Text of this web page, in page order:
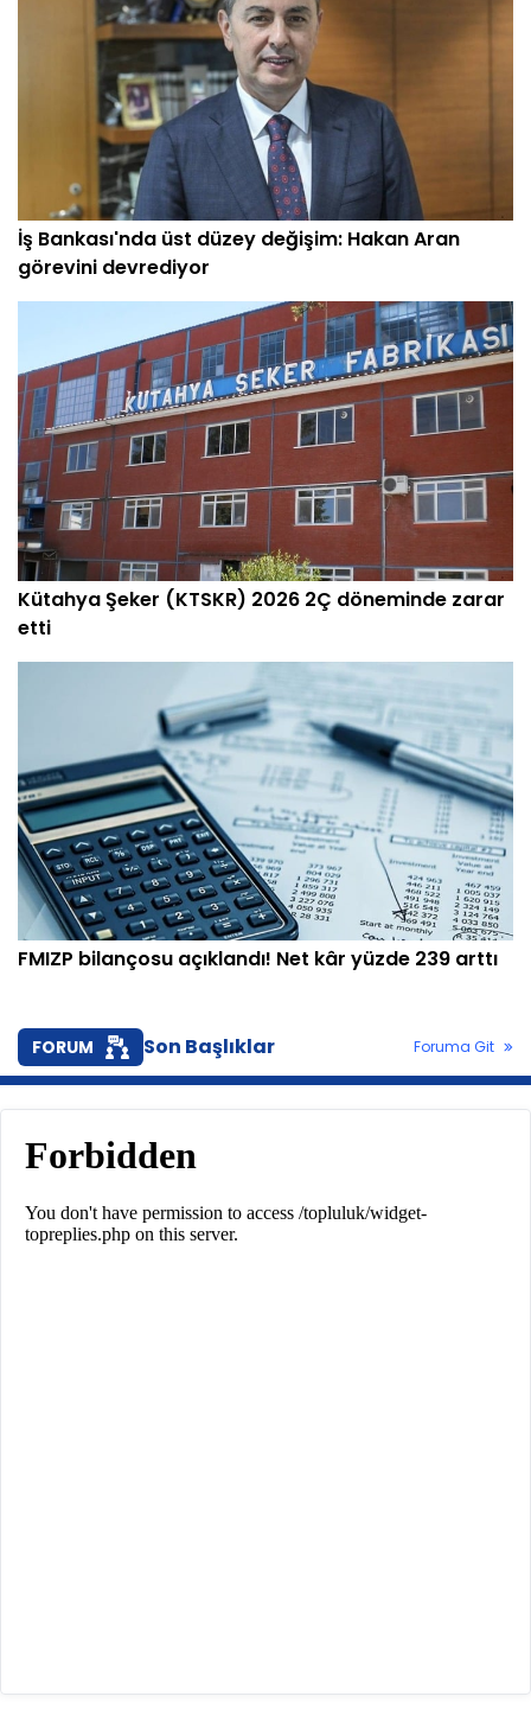
İş Bankası'nda üst düzey değişim: Hakan Aran
görevini devrediyor
Kütahya Şeker (KTSKR) 2026 2Ç döneminde zarar
etti
FMIZP bilançosu açıklandı! Net kâr yüzde 239 arttı
FORUM Son Başlıklar Foruma Git